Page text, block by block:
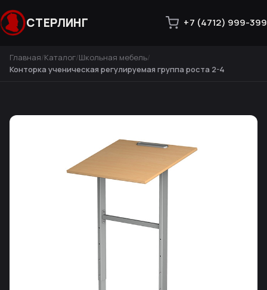
СТЕРЛИНГ +7 (4712) 999-399
Главная Каталог Школьная мебель
Конторка ученическая регулируемая группа роста 2-4